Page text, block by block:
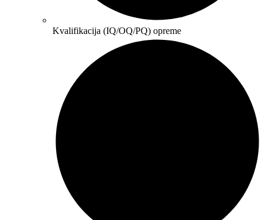
Kvalifikacija (IQ/OQ/PQ) opreme